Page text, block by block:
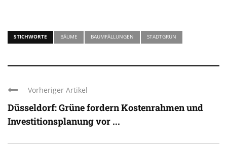
STICHWORTE BÄUME BAUMFÄLLUNGEN STADTGRÜN
Vorheriger Artikel
Düsseldorf: Grüne fordern Kostenrahmen und
Investitionsplanung vor ...